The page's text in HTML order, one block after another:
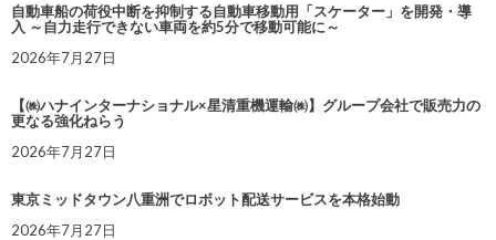
自動車船の荷役中断を抑制する自動車移動用「スケーター」を開発・導
入 ～自力走行できない車両を約5分で移動可能に～
2026年7月27日
【㈱ハナインターナショナル×星清重機運輸㈱】グループ会社で販売力の
更なる強化ねらう
2026年7月27日
東京ミッドタウン八重洲でロボット配送サービスを本格始動
2026年7月27日